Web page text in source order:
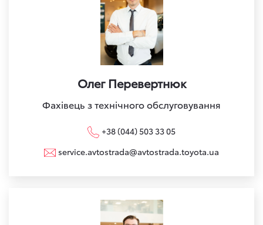
Олег Перевертнюк
Фахівець з технічного обслуговування
+38 (044) 503 33 05
service.avtostrada@avtostrada.toyota.ua